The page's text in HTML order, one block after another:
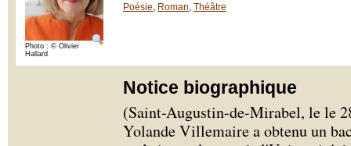
Photo : © Olivier
Hallard
Poésie, Roman, Théâtre
Notice biographique
(Saint-Augustin-de-Mirabel, le le
Yolande Villemaire a obtenu un